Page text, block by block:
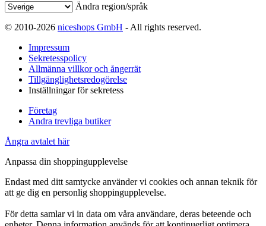
Ändra region/språk
© 2010-2026 niceshops GmbH - All rights reserved.
Impressum
Sekretesspolicy
Allmänna villkor och ångerrät
Tillgänglighetsredogörelse
Inställningar för sekretess
Företag
Andra trevliga butiker
Ångra avtalet här
Anpassa din shoppingupplevelse
Endast med ditt samtycke använder vi cookies och annan teknik för
att ge dig en personlig shoppingupplevelse.
För detta samlar vi in data om våra användare, deras beteende och